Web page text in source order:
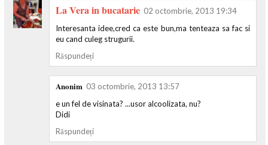
La Vera in bucatarie 02 octombrie, 2013 19:34
Interesanta idee,cred ca este bun,ma tenteaza sa fac si
eu cand culeg strugurii.
Răspundeți
Anonim 03 octombrie, 2013 13:57
e un fel de visinata? ...usor alcoolizata, nu?
Didi
Răspundeți